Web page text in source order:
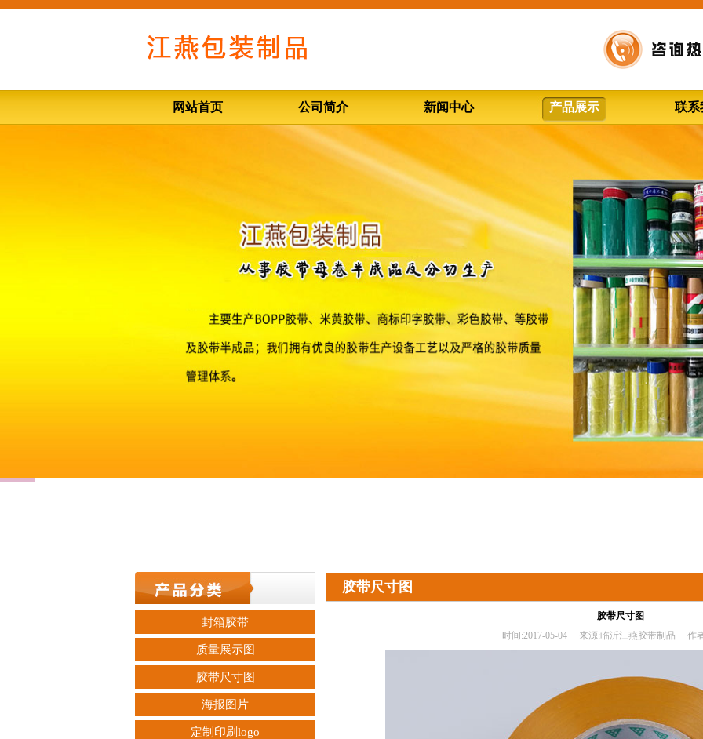
网站首页 公司简介 新闻中心 产品展示 联系
封箱胶带
质量展示图
胶带尺寸图
海报图片
定制印刷logo
胶带尺寸图
胶带尺寸图
时间:2017-05-04 来源:临沂江燕胶带制品 作